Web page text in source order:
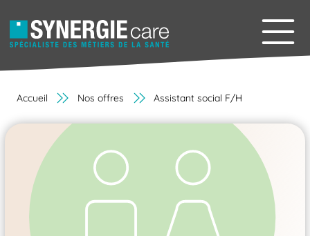
Accueil Nos offres Assistant social F/H